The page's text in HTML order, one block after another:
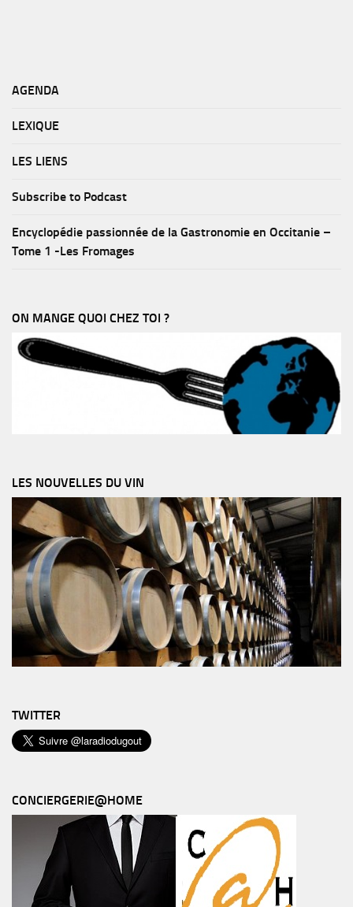
AGENDA
LEXIQUE
LES LIENS
Subscribe to Podcast
Encyclopédie passionnée de la Gastronomie en Occitanie –
Tome 1 -Les Fromages
ON MANGE QUOI CHEZ TOI ?
LES NOUVELLES DU VIN
TWITTER
CONCIERGERIE@HOME